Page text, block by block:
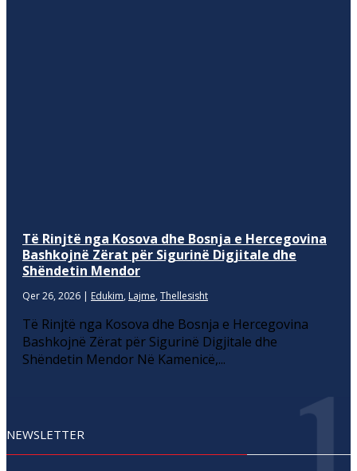
Të Rinjtë nga Kosova dhe Bosnja e Hercegovina
Bashkojnë Zërat për Sigurinë Digjitale dhe
Shëndetin Mendor
Qer 26, 2026 | Edukim, Lajme, Thellesisht
Të Rinjtë nga Kosova dhe Bosnja e Hercegovina
Bashkojnë Zërat për Sigurinë Digjitale dhe
Shëndetin Mendor Në Kamenicë,...
NEWSLETTER